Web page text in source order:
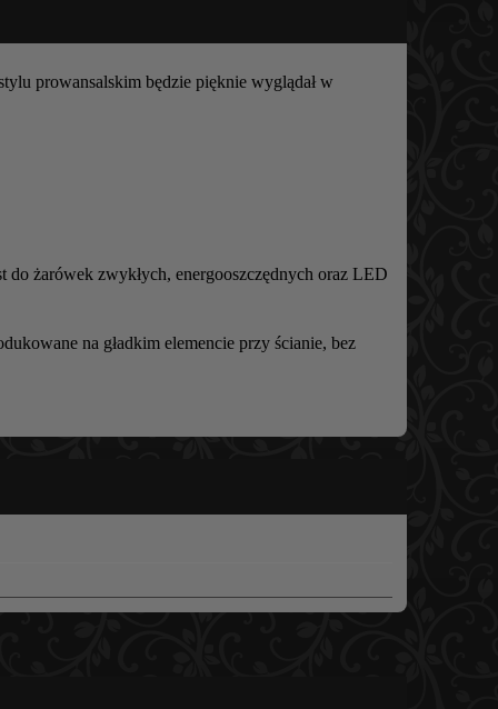
prowansalskim będzie pięknie wyglądał w
żarówek zwykłych, energooszczędnych oraz LED
na gładkim elemencie przy ścianie, bez